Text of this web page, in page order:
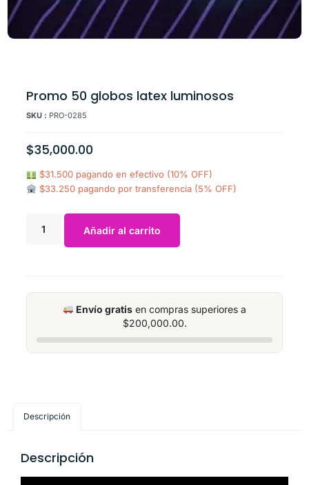
Promo 50 globos latex luminosos
SKU : PRO-0285
$35,000.00
$31.500 pagando en efectivo (10% OFF)
$33.250 pagando por transferencia (5% OFF)
Añadir al carrito
Envío gratis en compras superiores a
$200,000.00.
Descripción
Descripción